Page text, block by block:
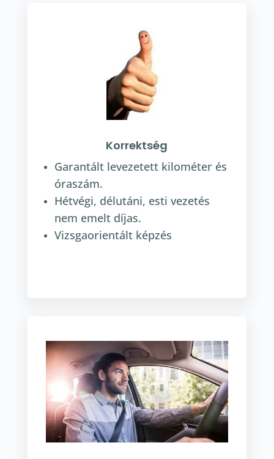
Korrektség
Garantált levezetett kilométer és
óraszám.
Hétvégi, délutáni, esti vezetés
nem emelt díjas.
Vizsgaorientált képzés